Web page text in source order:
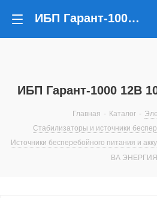
ИБП Гарант-1000 12В 1000 ВА ЭНЕРГИЯ
ИБП Гарант-1000 12В
Главная - Каталог -
Стабилизаторы и источники
Источники бесперебойного питания и
ВА ЭНЕРГИЯ